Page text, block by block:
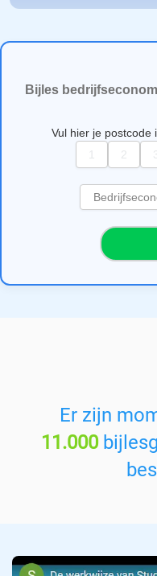
Bijles
Vul hier je postcode
a
k
Er zijn
11.000